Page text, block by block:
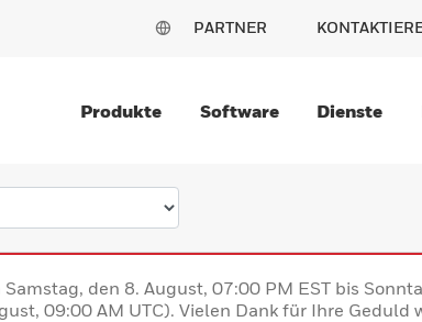
PARTNER
Produkte Software Dienste
den 8. August, 07:00 PM EST bis
09:00 AM UTC). Vielen Dank für Ihre Geduld